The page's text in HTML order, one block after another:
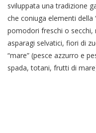
sviluppata una tradizione
che coniuga elementi della
pomodori freschi o
asparagi selvatici, fiori di
“mare” (pesce azzurro e
spada, totani, frutti di